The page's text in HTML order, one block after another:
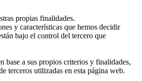
propias finalidades.
y características que hemos decidir
bajo el control del tercero que
base a sus propios criterios y finalidades,
terceros utilizadas en esta página web.